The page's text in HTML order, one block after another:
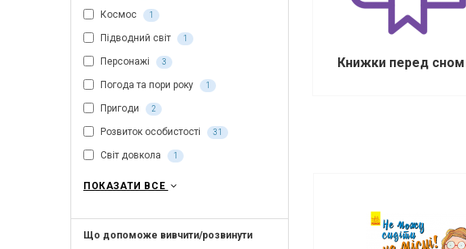
Космос 1
Підводний світ 1
Персонажі 3
Погода та пори року 1
Пригоди 2
Розвиток особистості 31
Світ довкола 1
ПОКАЗАТИ ВСЕ
Що допоможе вивчити/розвинути
Книжки перед сном